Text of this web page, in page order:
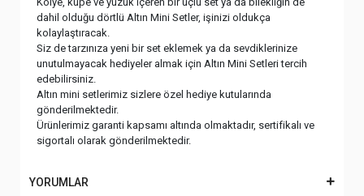
dahil olduğu dörtlü Altın Mini Setler, işinizi oldukça
kolaylaştıracak.
Siz de tarzınıza yeni bir set eklemek ya da sevdiklerinize
unutulmayacak hediyeler almak için Altın Mini Setleri tercih
edebilirsiniz.
Altın mini setlerimiz sizlere özel hediye kutularında
gönderilmektedir.
Ürünlerimiz garanti kapsamı altında olmaktadır, sertifikalı ve
sigortalı olarak gönderilmektedir.
YORUMLAR